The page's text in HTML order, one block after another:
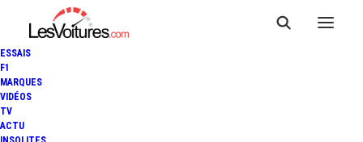
ESSAIS
F1
MARQUES
VIDÉOS
TV
ACTU